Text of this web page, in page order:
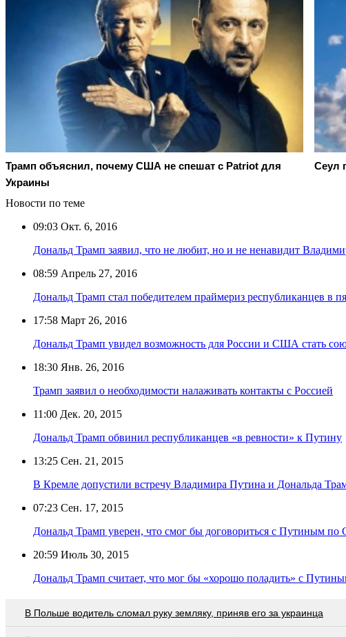
Трамп объяснил, почему США не спешат с Patriot для
Украины
Сеул
Новости по теме
09:03 Окт. 6, 2016
Дональд Трамп заявил, что не любит, но и не ненавидит
08:59 Апрель 27, 2016
Дональд Трамп стал победителем праймериз республиканцев в
17:58 Март 26, 2016
Дональд Трамп увидел возможность для России и США стать
18:30 Янв. 26, 2016
Трамп заявил о необходимости налаживать контакты с Россией
11:00 Дек. 20, 2015
Дональд Трамп обвинил республиканцев «в ревности» к Путину
13:25 Сен. 21, 2015
В Кремле допустили встречу Владимира Путина и Дональда
07:23 Сен. 17, 2015
Дональд Трамп уверен, что смог бы договориться с Путиным
20:59 Июль 30, 2015
Дональд Трамп считает, что мог бы «хорошо поладить» с
В Польше водитель сломал руку земляку, приняв его за украинца